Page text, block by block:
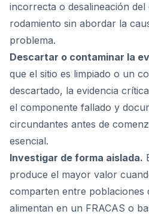
incorrecta o desalineación del
rodamiento sin abordar la
problema.
Descartar o contaminar la
que el sitio es limpiado o un
descartado, la evidencia
el componente fallado y
circundantes antes de
esencial.
Investigar de forma aislada.
produce el mayor valor
comparten entre poblaciones
alimentan en un FRACAS o